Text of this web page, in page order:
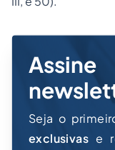
Seja o
exclusivas e